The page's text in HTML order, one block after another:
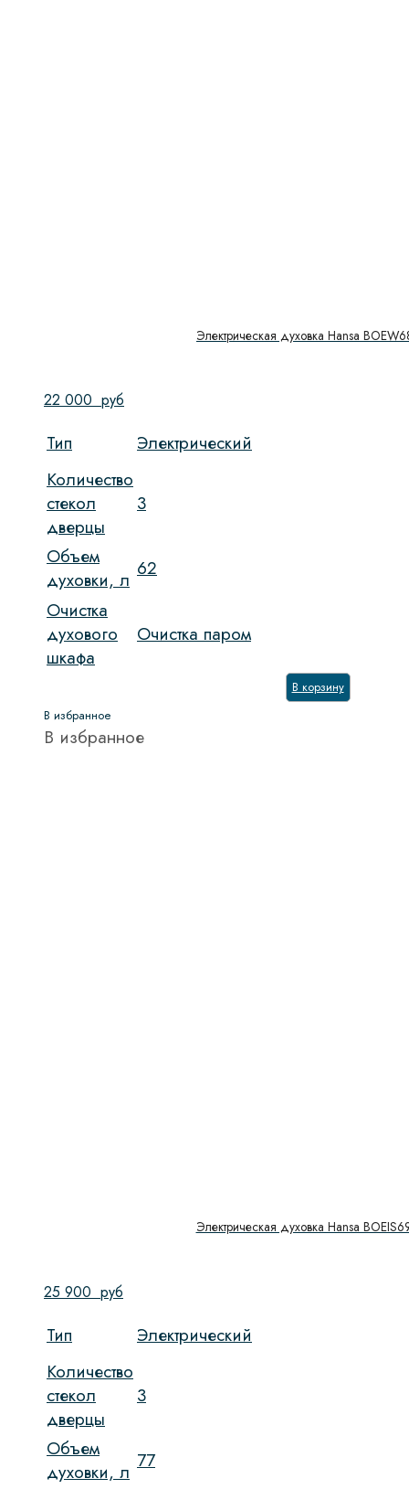
Электрическая духовка Hansa
22 000 руб
Тип
Электрический
Количество
стекол
дверцы
3
Объем
духовки, л 62
Очистка
духового
шкафа
Очистка паром
В корзину
В избранное
В избранное
Электрическая духовка Hansa
25 900 руб
Тип
Электрический
Количество
стекол
дверцы
3
Объем
духовки, л 77